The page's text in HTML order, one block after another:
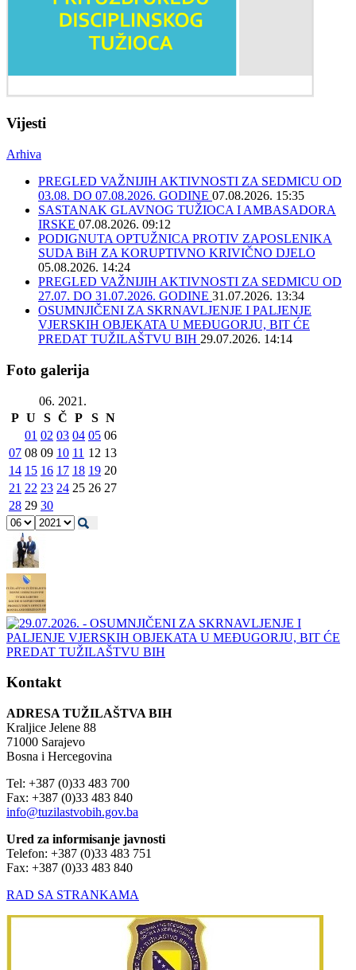
Vijesti
Arhiva
PREGLED VAŽNIJIH AKTIVNOSTI ZA SEDMICU OD
03.08. DO 07.08.2026. GODINE 07.08.2026. 15:35
SASTANAK GLAVNOG TUŽIOCA I AMBASADORA
IRSKE 07.08.2026. 09:12
PODIGNUTA OPTUŽNICA PROTIV ZAPOSLENIKA
SUDA BiH ZA KORUPTIVNO KRIVIČNO DJELO
05.08.2026. 14:24
PREGLED VAŽNIJIH AKTIVNOSTI ZA SEDMICU OD
27.07. DO 31.07.2026. GODINE 31.07.2026. 13:34
OSUMNJIČENI ZA SKRNAVLJENJE I PALJENJE
VJERSKIH OBJEKATA U MEĐUGORJU, BIT ĆE
PREDAT TUŽILAŠTVU BIH 29.07.2026. 14:14
Foto galerija
06. 2021.
P U S Č P S N
01 02 03 04 05 06
07 08 09 10 11 12 13
14 15 16 17 18 19 20
21 22 23 24 25 26 27
28 29 30
Kontakt
ADRESA TUŽILAŠTVA BIH
Kraljice Jelene 88
71000 Sarajevo
Bosna i Hercegovina
Tel: +387 (0)33 483 700
Fax: +387 (0)33 483 840
info@tuzilastvobih.gov.ba
Ured za informisanje javnosti
Telefon: +387 (0)33 483 751
Fax: +387 (0)33 483 840
RAD SA STRANKAMA